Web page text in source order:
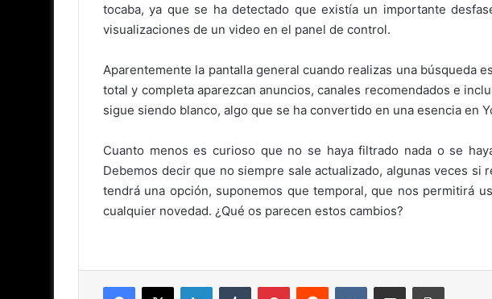
tocaba, ya que se ha detectado que existía un importante
visualizaciones de un video en el panel de control.
Aparentemente la pantalla general cuando realizas una búsqueda
total y completa aparezcan anuncios, canales recomendados e
sigue siendo blanco, algo que se ha convertido en una esencia en
Cuanto menos es curioso que no se haya filtrado nada o se
Debemos decir que no siempre sale actualizado, algunas veces si
tendrá una opción, suponemos que temporal, que nos permitirá
cualquier novedad. ¿Qué os parecen estos cambios?